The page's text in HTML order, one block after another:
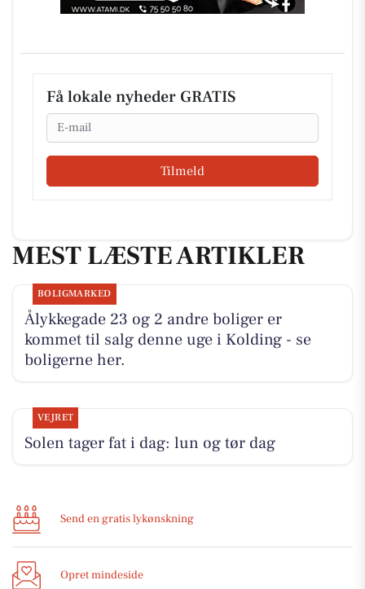
Få lokale nyheder GRATIS
Email
Tilmeld
MEST LÆSTE ARTIKLER
BOLIGMARKED
Ålykkegade 23 og 2 andre boliger er
kommet til salg denne uge i Kolding - se
boligerne her.
VEJRET
Solen tager fat i dag: lun og tør dag
Send en gratis lykønskning
Opret mindeside